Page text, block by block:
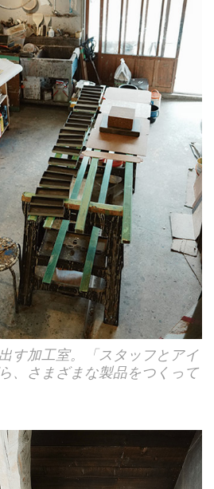
す加工室。「スタッフとアイ
、さまざまな製品をつくって